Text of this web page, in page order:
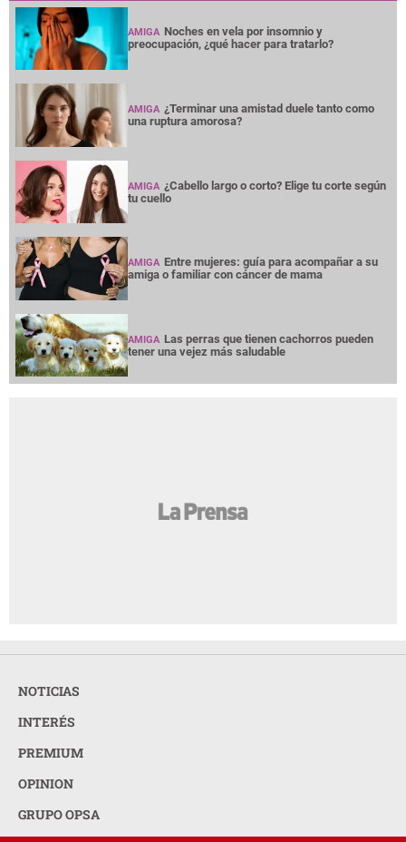
AMIGA Noches en vela por insomnio y
preocupación, ¿qué hacer para tratarlo?
AMIGA ¿Terminar una amistad duele tanto como
una ruptura amorosa?
AMIGA ¿Cabello largo o corto? Elige tu corte según
tu cuello
AMIGA Entre mujeres: guía para acompañar a su
amiga o familiar con cáncer de mama
AMIGA Las perras que tienen cachorros pueden
tener una vejez más saludable
NOTICIAS
INTERÉS
PREMIUM
OPINION
GRUPO OPSA